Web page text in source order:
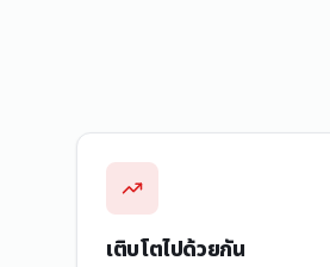
เติบโตไปด้วยกัน